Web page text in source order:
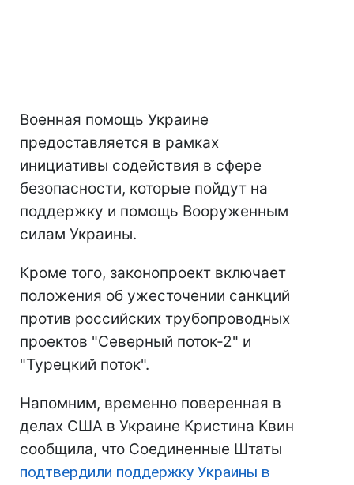
Военная помощь Украине
предоставляется в рамках
инициативы содействия в сфере
безопасности, которые пойдут на
поддержку и помощь Вооруженным
силам Украины.
Кроме того, законопроект включает
положения об ужесточении санкций
против российских трубопроводных
проектов "Северный поток-2" и
"Турецкий поток".
Напомним, временно поверенная в
делах США в Украине Кристина Квин
сообщила, что Соединенные Штаты
подтвердили поддержку Украины в